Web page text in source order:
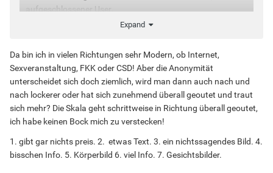
aufgeschlossener User.
Expand
Da bin ich in vielen Richtungen sehr Modern, ob Internet,
Sexveranstaltung, FKK oder CSD! Aber die Anonymität
unterscheidet sich doch ziemlich, wird man dann auch nach und
nach lockerer oder hat sich zunehmend überall geoutet und traut
sich mehr? Die Skala geht schrittweise in Richtung überall geoutet,
ich habe keinen Bock mich zu verstecken!
1. gibt gar nichts preis. 2. etwas Text. 3. ein nichtssagendes Bild. 4.
bisschen Info. 5. Körperbild 6. viel Info. 7. Gesichtsbilder.